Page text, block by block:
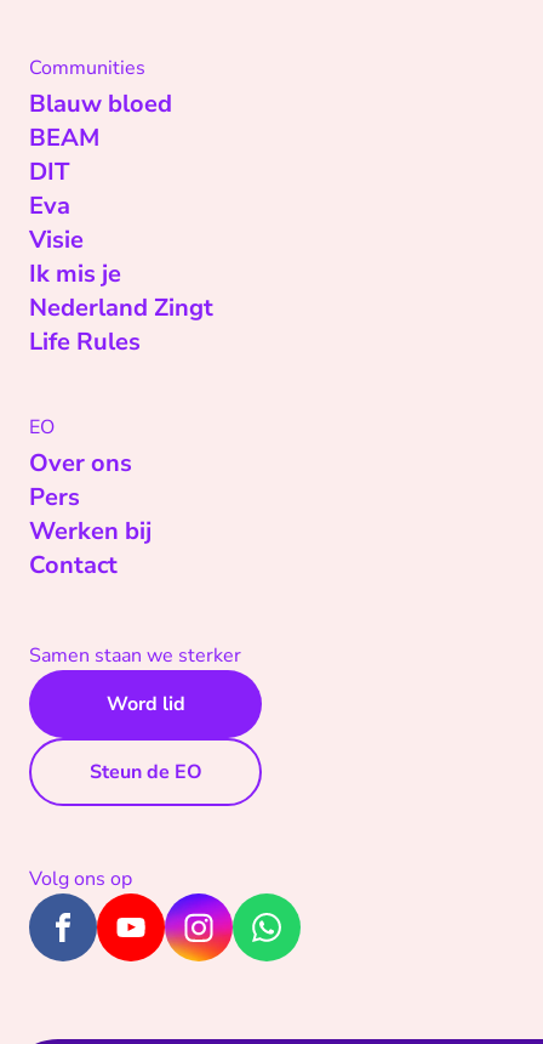
Communities
Blauw bloed
BEAM
DIT
Eva
Visie
Ik mis je
Nederland Zingt
Life Rules
EO
Over ons
Pers
Werken bij
Contact
Samen staan we sterker
Word lid
Steun de EO
Volg ons op